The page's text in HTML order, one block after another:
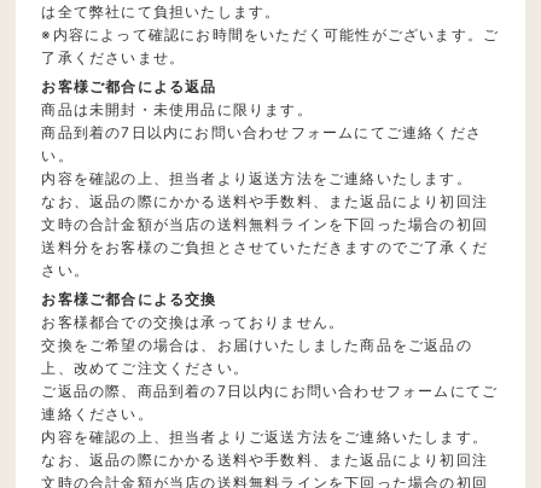
は全て弊社にて負担いたします。
※内容によって確認にお時間をいただく可能性がございます。ご
了承くださいませ。
お客様ご都合による返品
商品は未開封・未使用品に限ります。
商品到着の7日以内にお問い合わせフォームにてご連絡くださ
い。
内容を確認の上、担当者より返送方法をご連絡いたします。
なお、返品の際にかかる送料や手数料、また返品により初回注
文時の合計金額が当店の送料無料ラインを下回った場合の初回
送料分をお客様のご負担とさせていただきますのでご了承くだ
さい。
お客様ご都合による交換
お客様都合での交換は承っておりません。
交換をご希望の場合は、お届けいたしました商品をご返品の
上、改めてご注文ください。
ご返品の際、商品到着の7日以内にお問い合わせフォームにてご
連絡ください。
内容を確認の上、担当者よりご返送方法をご連絡いたします。
なお、返品の際にかかる送料や手数料、また返品により初回注
文時の合計金額が当店の送料無料ラインを下回った場合の初回